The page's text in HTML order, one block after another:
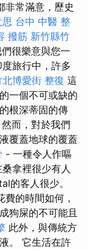
非常滿意，歷史
台中 中醫 整
撥筋 新竹縣竹
很樂意與您一
旅行中，許多
北博愛街 整復 這
一個不可或缺的
根深蒂固的傳
然而，對於我們
覆蓋地球的覆蓋
- 一種令人作嘔
拿裡很少有人
的客人很少。
的時間如何，
狗屎的不可能且
此外，與傳統方
。 它生活在許